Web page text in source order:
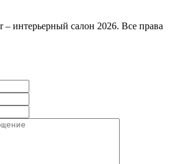
интерьерный салон 2026. Все права